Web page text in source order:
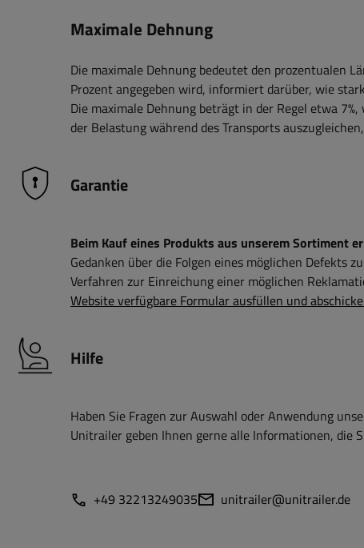
Maximale Dehnung
Die maximale Dehnung bedeutet den prozentualen
Prozent angegeben wird, informiert darüber, wie
Die maximale Dehnung beträgt in der Regel etwa
der Belastung während des Transports
Garantie
Beim Kauf eines Produkts aus unserem Sortiment
Gedanken über die Folgen eines möglichen Defekts
Verfahren zur Einreichung einer möglichen
Website verfügbare Formular ausfüllen und
Hilfe
Haben Sie Fragen zur Auswahl oder Anwendung
Unitrailer geben Ihnen gerne alle Informationen, die
+49 32213249035 unitrailer@unitrailer.de